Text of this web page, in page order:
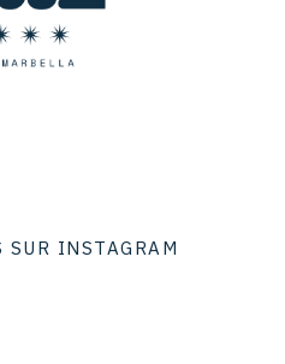
SUR INSTAGRAM